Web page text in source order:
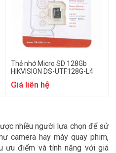
Thẻ nhớ Micro SD 128Gb
HIKVISION DS-UTF128G-L4
Giá liên hệ
nhiều người lựa chọn để sử
camera hay máy quay phim,
ưu điểm và tính năng với giá